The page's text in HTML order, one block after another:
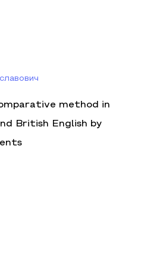
method in
British English by